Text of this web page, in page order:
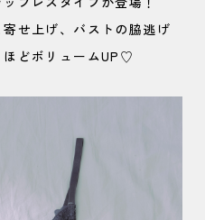
せ上げ、バストの脇逃げ
ほどボリュームUP♡